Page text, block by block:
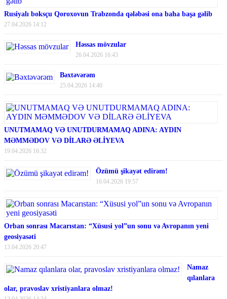
Rusiyalı boksçu Qoroxovun Trabzonda qələbəsi ona baha başa gəlib
27.04.2026 14:12
Həssas mövzular
26.04.2026 16:43
Bəxtəvərəm
25.04.2026 14:40
UNUTMAMAQ VƏ UNUTDURMAMAQ ADINA: AYDIN
MƏMMƏDOV VƏ DİLARƏ ƏLİYEVA
19.04.2026 16:32
Özümü şikayət edirəm!
16.04.2026 19:57
Orban sonrası Macarıstan: “Xüsusi yol”un sonu və Avropanın yeni
geosiyasəti
13.04.2026 20:47
Namaz
qılanlara
olar, pravoslav xristiyanlara olmaz!